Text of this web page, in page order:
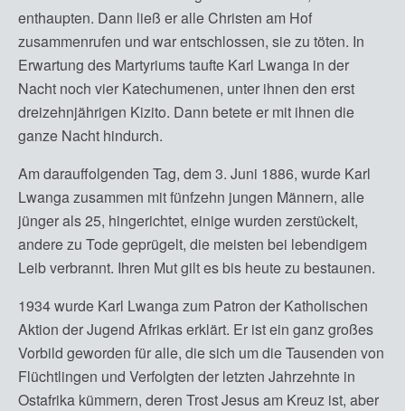
enthaupten. Dann ließ er alle Christen am Hof
zusammenrufen und war entschlossen, sie zu töten. In
Erwartung des Martyriums taufte Karl Lwanga in der
Nacht noch vier Katechumenen, unter ihnen den erst
dreizehnjährigen Kizito. Dann betete er mit ihnen die
ganze Nacht hindurch.
Am darauffolgenden Tag, dem 3. Juni 1886, wurde Karl
Lwanga zusammen mit fünfzehn jungen Männern, alle
jünger als 25, hingerichtet, einige wurden zerstückelt,
andere zu Tode geprügelt, die meisten bei lebendigem
Leib verbrannt. Ihren Mut gilt es bis heute zu bestaunen.
1934 wurde Karl Lwanga zum Patron der Katholischen
Aktion der Jugend Afrikas erklärt. Er ist ein ganz großes
Vorbild geworden für alle, die sich um die Tausenden von
Flüchtlingen und Verfolgten der letzten Jahrzehnte in
Ostafrika kümmern, deren Trost Jesus am Kreuz ist, aber